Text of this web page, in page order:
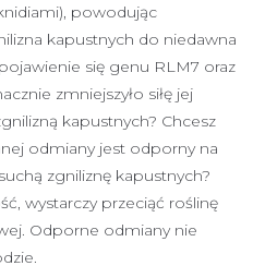
powodując
kapustnych do niedawna
się genu RLM7 oraz
zmniejszyło siłę jej
kapustnych? Chcesz
odmiany jest odporny na
zgniliznę kapustnych?
wystarczy przeciąć roślinę
Odporne odmiany nie